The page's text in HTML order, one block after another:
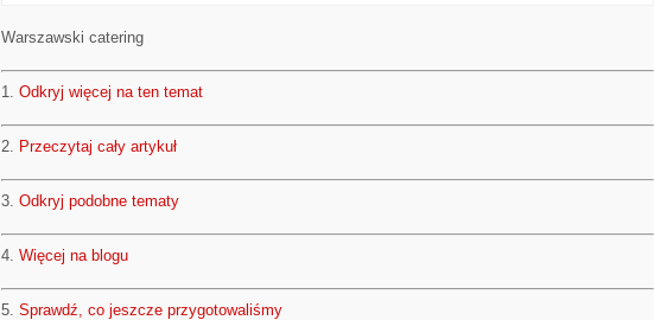
Warszawski catering
1. Odkryj więcej na ten temat
2. Przeczytaj cały artykuł
3. Odkryj podobne tematy
4. Więcej na blogu
5. Sprawdź, co jeszcze przygotowaliśmy